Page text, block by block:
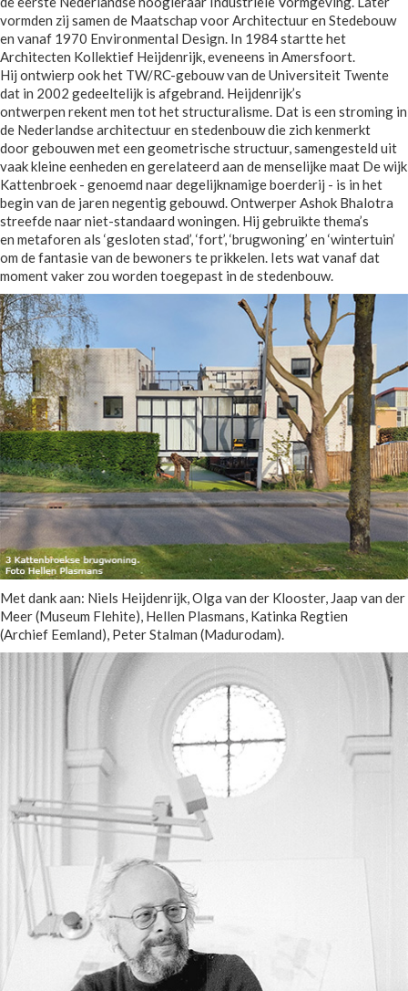
vormden zij samen de Maatschap voor Architectuur en Stedebouw
en vanaf 1970 Environmental Design. In 1984 startte het
Architecten Kollektief Heijdenrijk, eveneens in Amersfoort.
Hij ontwierp ook het TW/RC-gebouw van de Universiteit Twente
dat in 2002 gedeeltelijk is afgebrand. Heijdenrijk’s
ontwerpen rekent men tot het structuralisme. Dat is een stroming in
de Nederlandse architectuur en stedenbouw die zich kenmerkt
door gebouwen met een geometrische structuur, samengesteld uit
vaak kleine eenheden en gerelateerd aan de menselijke maat De wijk
Kattenbroek - genoemd naar degelijknamige boerderij - is in het
begin van de jaren negentig gebouwd. Ontwerper Ashok Bhalotra
streefde naar niet-standaard woningen. Hij gebruikte thema’s
en metaforen als ‘gesloten stad’, ‘fort’, ‘brugwoning’ en ‘wintertuin’
om de fantasie van de bewoners te prikkelen. Iets wat vanaf dat
moment vaker zou worden toegepast in de stedenbouw.
Met dank aan: Niels Heijdenrijk, Olga van der Klooster, Jaap van der
Meer (Museum Flehite), Hellen Plasmans, Katinka Regtien
(Archief Eemland), Peter Stalman (Madurodam).